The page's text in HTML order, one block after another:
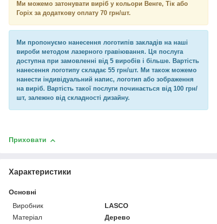
Ми можемо затонувати виріб у кольори Венге, Тік або
Горіх за додаткову оплату 70 грн/шт.
Ми пропонуємо нанесення логотипів закладів на наші
вироби методом лазерного гравіювання. Ця послуга
доступна при замовленні від 5 виробів і більше. Вартість
нанесення логотипу складає 55 грн/шт. Ми також можемо
нанести індивідуальний напис, логотип або зображення
на виріб. Вартість такої послуги починається від 100 грн/
шт, залежно від складності дизайну.
Приховати
Характеристики
Основні
Виробник
LASCO
Матеріал
Дерево